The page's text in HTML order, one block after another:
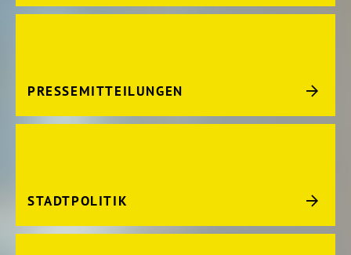
PRESSEMITTEILUNGEN
STADTPOLITIK